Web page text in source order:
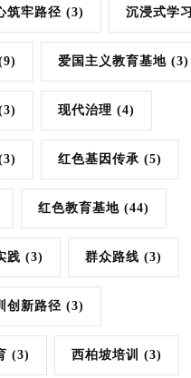
筑牢路径 (3) 沉浸式学习
爱国主义教育基地 (3)
现代治理 (4)
红色基因传承 (5)
红色教育基地 (44)
践 (3) 群众路线 (3)
创新路径 (3)
(3) 西柏坡培训 (3)